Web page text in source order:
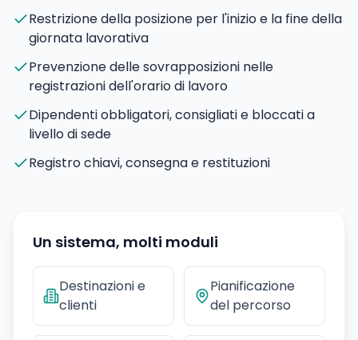
Restrizione della posizione per l'inizio e la fine della
giornata lavorativa
Prevenzione delle sovrapposizioni nelle
registrazioni dell'orario di lavoro
Dipendenti obbligatori, consigliati e bloccati a
livello di sede
Registro chiavi, consegna e restituzioni
Un sistema, molti moduli
Destinazioni e
clienti
Pianificazione
del percorso